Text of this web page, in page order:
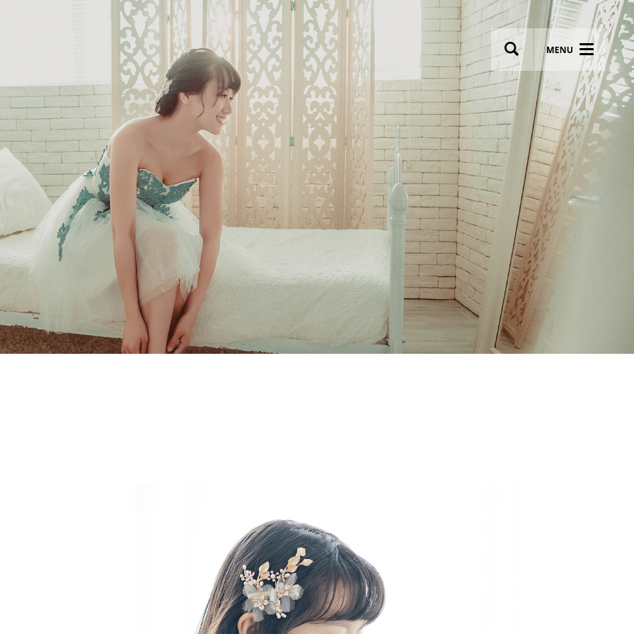
Lovers Secret MIX
Lovers Secret Japan
Girls Secret
Together Secret
Wedding Secret
Wedding Venue
Wedding Day
Wedding Live Stream
Wedding Photo Booth
Photo Booth
Newsletter
Most breathtaking wedding venues!